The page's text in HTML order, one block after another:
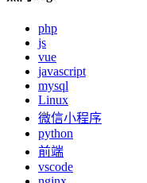
php
js
vue
javascript
mysql
Linux
微信小程序
python
前端
vscode